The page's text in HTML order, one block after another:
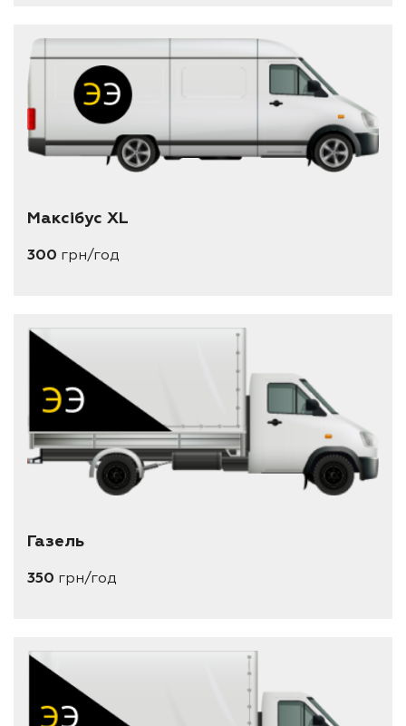
Максібус XL
300 грн/год
Газель
350 грн/год